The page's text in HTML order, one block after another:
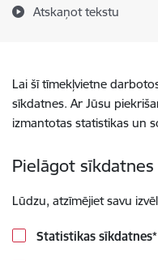
Atskaņot tekstu
Lai šī tīmekļvietne
sīkdatnes. Ar Jūsu
izmantotas statistikas un
Pielāgot sīkdatnes
Lūdzu, atzīmējiet savu
Statistikas sīkdatnes*